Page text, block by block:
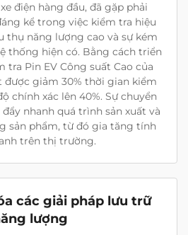
điện hàng đầu, đã gặp phải
kể trong việc kiểm tra hiệu
thụ năng lượng cao và sự kém
thống hiện có. Bằng cách triển
tra Pin EV Công suất Cao của
được giảm 30% thời gian kiểm
chính xác lên 40%. Sự chuyển
nhanh quá trình sản xuất và
sản phẩm, từ đó gia tăng tính
trên thị trường.
các giải pháp lưu trữ
lượng